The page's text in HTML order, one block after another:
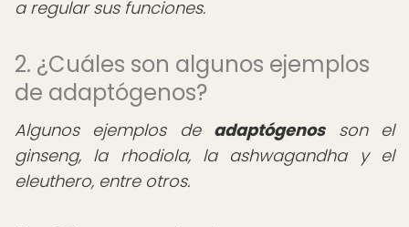
a regular sus funciones.
2. ¿Cuáles son algunos ejemplos
de adaptógenos?
Algunos ejemplos de adaptógenosson el
ginseng, la rhodiola, la ashwagandha y el
eleuthero, entre otros.